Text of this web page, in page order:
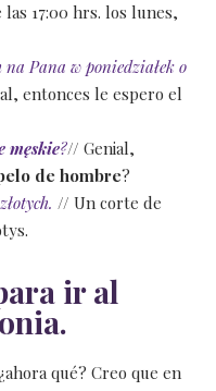
17:00 hrs. los lunes,
Pana w poniedziałek o
entonces le espero el
męskie?// Genial,
de hombre?
// Un corte de
ir al
qué? Creo que en